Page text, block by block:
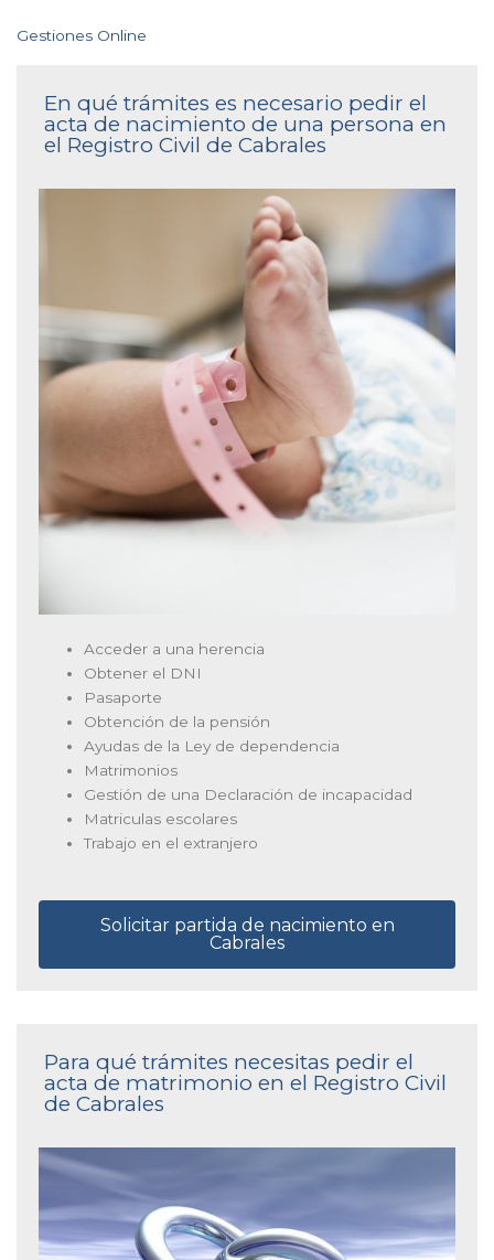
Gestiones Online
En qué trámites es necesario pedir el
acta de nacimiento de una persona en
el Registro Civil de Cabrales
Acceder a una herencia
Obtener el DNI
Pasaporte
Obtención de la pensión
Ayudas de la Ley de dependencia
Matrimonios
Gestión de una Declaración de incapacidad
Matriculas escolares
Trabajo en el extranjero
Solicitar partida de nacimiento en
Cabrales
Para qué trámites necesitas pedir el
acta de matrimonio en el Registro Civil
de Cabrales